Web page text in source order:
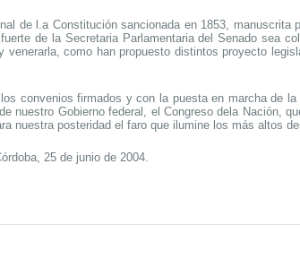
de l.a Constitución sancionada en 1853, manuscrita
de la Secretaria Parlamentaria del Senado sea
venerarla, como han propuesto distintos proyecto
convenios firmados y con la puesta en marcha de
nuestro Gobierno federal, el Congreso dela Nación,
nuestra posteridad el faro que ilumine los más altos
de 2004.